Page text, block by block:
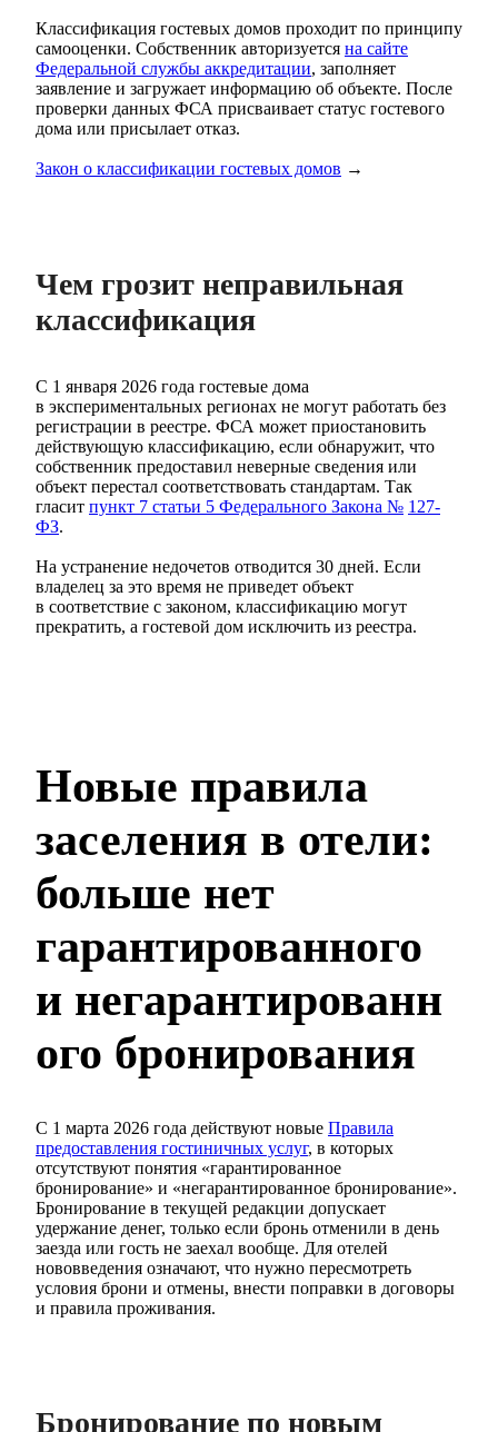
Классификация гостевых домов проходит по принципу
самооценки. Собственник авторизуется на сайте
Федеральной службы аккредитации, заполняет
заявление и загружает информацию об объекте. После
проверки данных ФСА присваивает статус гостевого
дома или присылает отказ.
Закон о классификации гостевых домов →
Чем грозит неправильная
классификация
С 1 января 2026 года гостевые дома
в экспериментальных регионах не могут работать без
регистрации в реестре. ФСА может приостановить
действующую классификацию, если обнаружит, что
собственник предоставил неверные сведения или
объект перестал соответствовать стандартам. Так
гласит пункт 7 статьи 5 Федерального Закона № 127-
ФЗ.
На устранение недочетов отводится 30 дней. Если
владелец за это время не приведет объект
в соответствие с законом, классификацию могут
прекратить, а гостевой дом исключить из реестра.
Новые правила
заселения в отели:
больше нет
гарантированного
и негарантированн
ого бронирования
С 1 марта 2026 года действуют новые Правила
предоставления гостиничных услуг, в которых
отсутствуют понятия «гарантированное
бронирование» и «негарантированное бронирование».
Бронирование в текущей редакции допускает
удержание денег, только если бронь отменили в день
заезда или гость не заехал вообще. Для отелей
нововведения означают, что нужно пересмотреть
условия брони и отмены, внести поправки в договоры
и правила проживания.
Бронирование по новым